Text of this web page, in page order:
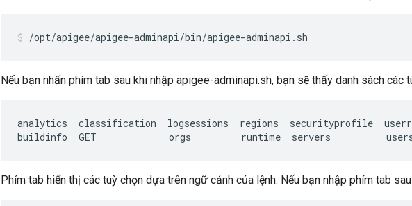
/opt/apigee/apigee-adminapi/bin/apigee-adminapi.sh
Nếu bạn nhấn phím tab sau khi nhập apigee-adminapi.sh, bạn sẽ thấy danh sách các
analytics classification logsessions regions securityprofile
buildinfo
GET orgs runtime servers
Phím tab hiển thị các tuỳ chọn dựa trên ngữ cảnh của lệnh. Nếu bạn nhập phím tab